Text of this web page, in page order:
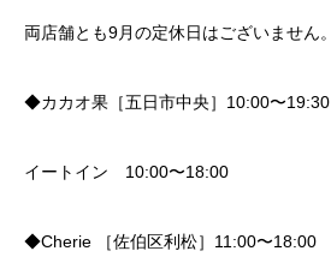
両店舗とも9月の定休日はございません。
◆カカオ果［五日市中央］10:00〜19:30
イートイン 10:00〜18:00
◆Cherie ［佐伯区利松］11:00〜18:00